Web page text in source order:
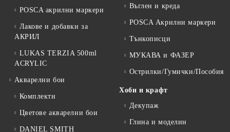
POSCA акрилни маркери
Лакове и добавки за
АКРИЛ
LUKAS TERZIA 500ml
ACRYLIC
Акварелни бои
Комплекти
Цветове акварелни бои
DANIEL SMITH
Въглен и креда
POSCA Акрилни маркери
Тънкописци
МУКАВА и ФАЗЕР
Острилки/Гумички/Пособия
Хоби и крафт
Декупаж
Глина и моделин